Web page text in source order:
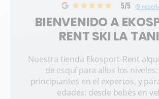
5/5 (9
BIENVENIDO A
RENT SKI LA
Nuestra tienda Ekosport-Rent
de esquí para allos los
principiantes en el expertos, y
edades: desde bebés en